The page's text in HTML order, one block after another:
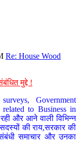
Re: House Wood
मुद्दे !
Government
to Business in
और आने वाली विभिन्न
की राय,सरकार की
समाचार और उनका